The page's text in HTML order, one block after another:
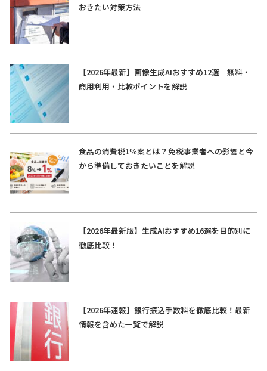
おきたい対策方法
【2026年最新】画像生成AIおすすめ12選｜無料・
商用利用・比較ポイントを解説
食品の消費税1％案とは？免税事業者への影響と今
から準備しておきたいことを解説
【2026年最新版】生成AIおすすめ16選を目的別に
徹底比較！
【2026年速報】銀行振込手数料を徹底比較！最新
情報を含めた一覧で解説